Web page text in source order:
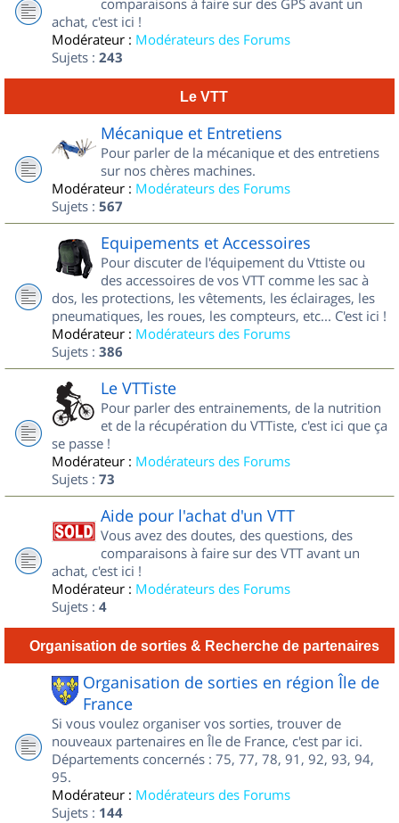
comparaisons à faire sur des GPS avant un
achat, c'est ici !
Modérateur : Modérateurs des Forums
Sujets : 243
Le VTT
Mécanique et Entretiens
Pour parler de la mécanique et des entretiens
sur nos chères machines.
Modérateur : Modérateurs des Forums
Sujets : 567
Equipements et Accessoires
Pour discuter de l'équipement du Vttiste ou
des accessoires de vos VTT comme les sac à
dos, les protections, les vêtements, les éclairages, les
pneumatiques, les roues, les compteurs, etc... C'est ici !
Modérateur : Modérateurs des Forums
Sujets : 386
Le VTTiste
Pour parler des entrainements, de la nutrition
et de la récupération du VTTiste, c'est ici que ça
se passe !
Modérateur : Modérateurs des Forums
Sujets : 73
Aide pour l'achat d'un VTT
Vous avez des doutes, des questions, des
comparaisons à faire sur des VTT avant un
achat, c'est ici !
Modérateur : Modérateurs des Forums
Sujets : 4
Organisation de sorties & Recherche de partenaires
Organisation de sorties en région Île de
France
Si vous voulez organiser vos sorties, trouver de
nouveaux partenaires en Île de France, c'est par ici.
Départements concernés : 75, 77, 78, 91, 92, 93, 94,
95.
Modérateur : Modérateurs des Forums
Sujets : 144